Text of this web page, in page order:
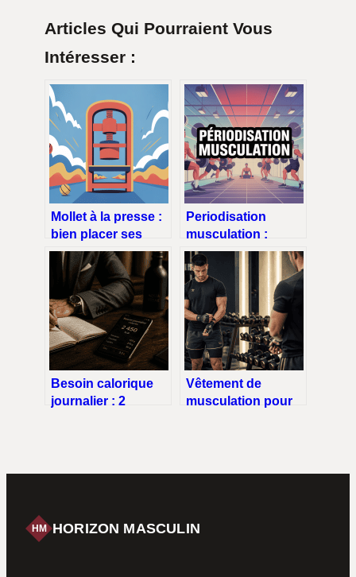
Articles Qui Pourraient Vous
Intéresser :
Mollet à la presse :
bien placer ses
pieds pour des
résultats visibles
Periodisation
musculation :
comment structurer
vos cycles pour
progresser
vraiment
Besoin calorique
journalier : 2
alimentation
Vêtement de
musculation pour
transpiration
HM HORIZON MASCULIN